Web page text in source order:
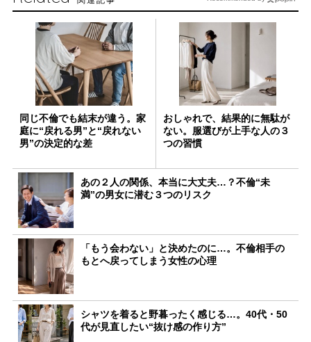
同じ不倫でも結末が違う。家
庭に“戻れる男”と“戻れない
男”の決定的な差
おしゃれで、結果的に無駄が
ない。服選びが上手な人の３
つの習慣
あの２人の関係、本当に大丈夫…？不倫“未
満”の男女に潜む３つのリスク
「もう会わない」と決めたのに…。不倫相手の
もとへ戻ってしまう女性の心理
シャツを着ると野暮ったく感じる…。40代・50
代が見直したい“抜け感の作り方”